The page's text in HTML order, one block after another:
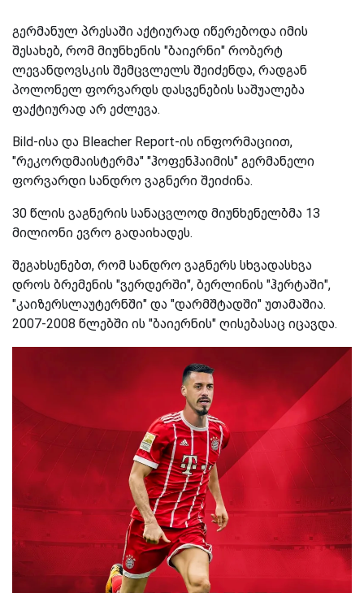
გერმანულ პრესაში აქტიურად იწერებოდა იმის
შესახებ, რომ მიუნხენის "ბაიერნი" რობერტ
ლევანდოვსკის შემცვლელს შეიძენდა, რადგან
პოლონელ ფორვარდს დასვენების საშუალება
ფაქტიურად არ ეძლევა.
Bild-ისა და Bleacher Report-ის ინფორმაციით,
"რეკორდმაისტერმა" "ჰოფენჰაიმის" გერმანელი
ფორვარდი სანდრო ვაგნერი შეიძინა.
30 წლის ვაგნერის სანაცვლოდ მიუნხენელბმა 13
მილიონი ევრო გადაიხადეს.
შეგახსენებთ, რომ სანდრო ვაგნერს სხვადასხვა
დროს ბრემენის "ვერდერში", ბერლინის "ჰერტაში",
"კაიზერსლაუტერნში" და "დარმშტადში" უთამაშია.
2007-2008 წლებში ის "ბაიერნის" ღისებასაც იცავდა.